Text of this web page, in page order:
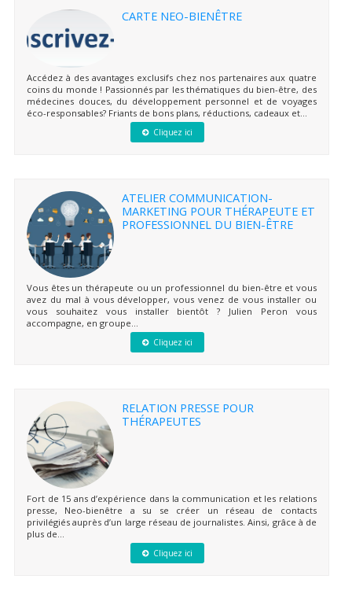
CARTE NEO-BIENÊTRE
Accédez à des avantages exclusifs chez nos partenaires aux quatre
coins du monde ! Passionnés par les thématiques du bien-être, des
médecines douces, du développement personnel et de voyages
éco-responsables? Friants de bons plans, réductions, cadeaux et...
Cliquez ici
ATELIER COMMUNICATION-
MARKETING POUR THÉRAPEUTE ET
PROFESSIONNEL DU BIEN-ÊTRE
Vous êtes un thérapeute ou un professionnel du bien-être et vous
avez du mal à vous développer, vous venez de vous installer ou
vous souhaitez vous installer bientôt ? Julien Peron vous
accompagne, en groupe...
Cliquez ici
RELATION PRESSE POUR
THÉRAPEUTES
Fort de 15 ans d’expérience dans la communication et les relations
presse, Neo-bienêtre a su se créer un réseau de contacts
privilégiés auprès d’un large réseau de journalistes. Ainsi, grâce à de
plus de...
Cliquez ici